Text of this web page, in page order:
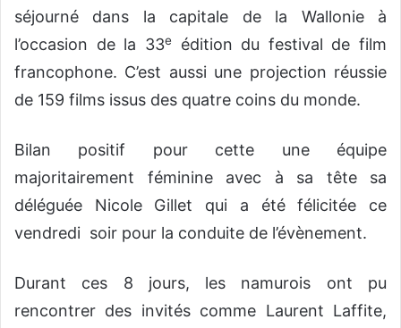
séjourné dans la capitale de la Wallonie à
l’occasion de la 33e
édition du festival de film
francophone. C’est aussi une projection réussie
de 159 films issus des quatre coins du monde.
Bilan positif pour cette une équipe
majoritairement féminine avec à sa tête sa
déléguée Nicole Gillet qui a été félicitée ce
vendredi soir pour la conduite de l’évènement.
Durant ces 8 jours, les namurois ont pu
rencontrer des invités comme Laurent Laffite,